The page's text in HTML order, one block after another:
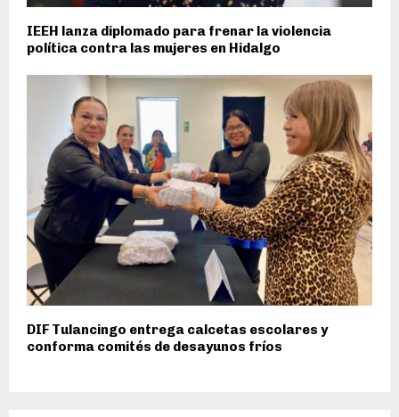
IEEH lanza diplomado para frenar la violencia
política contra las mujeres en Hidalgo
DIF Tulancingo entrega calcetas escolares y
conforma comités de desayunos fríos